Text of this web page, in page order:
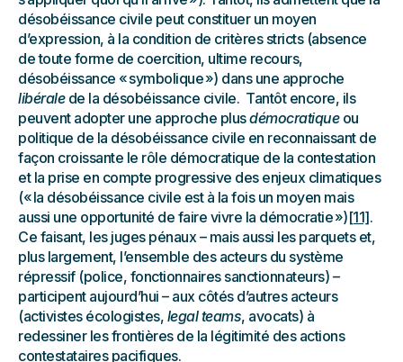
désobéissance civile peut constituer un moyen
d’expression, à la condition de critères stricts (absence
de toute forme de coercition, ultime recours,
désobéissance « symbolique ») dans une approche
libéralede la désobéissance civile. Tantôt encore, ils
peuvent adopter une approche plusdémocratiqueou
politique de la désobéissance civile en reconnaissant de
façon croissante le rôle démocratique de la contestation
et la prise en compte progressive des enjeux climatiques
(« la désobéissance civile est à la fois un moyen mais
aussi une opportunité de faire vivre la démocratie »)[11].
Ce faisant, les juges pénaux – mais aussi les parquets et,
plus largement, l’ensemble des acteurs du système
répressif (police, fonctionnaires sanctionnateurs) –
participent aujourd’hui – aux côtés d’autres acteurs
(activistes écologistes, legal teams, avocats) à
redessiner les frontières de la légitimité des actions
contestataires pacifiques.